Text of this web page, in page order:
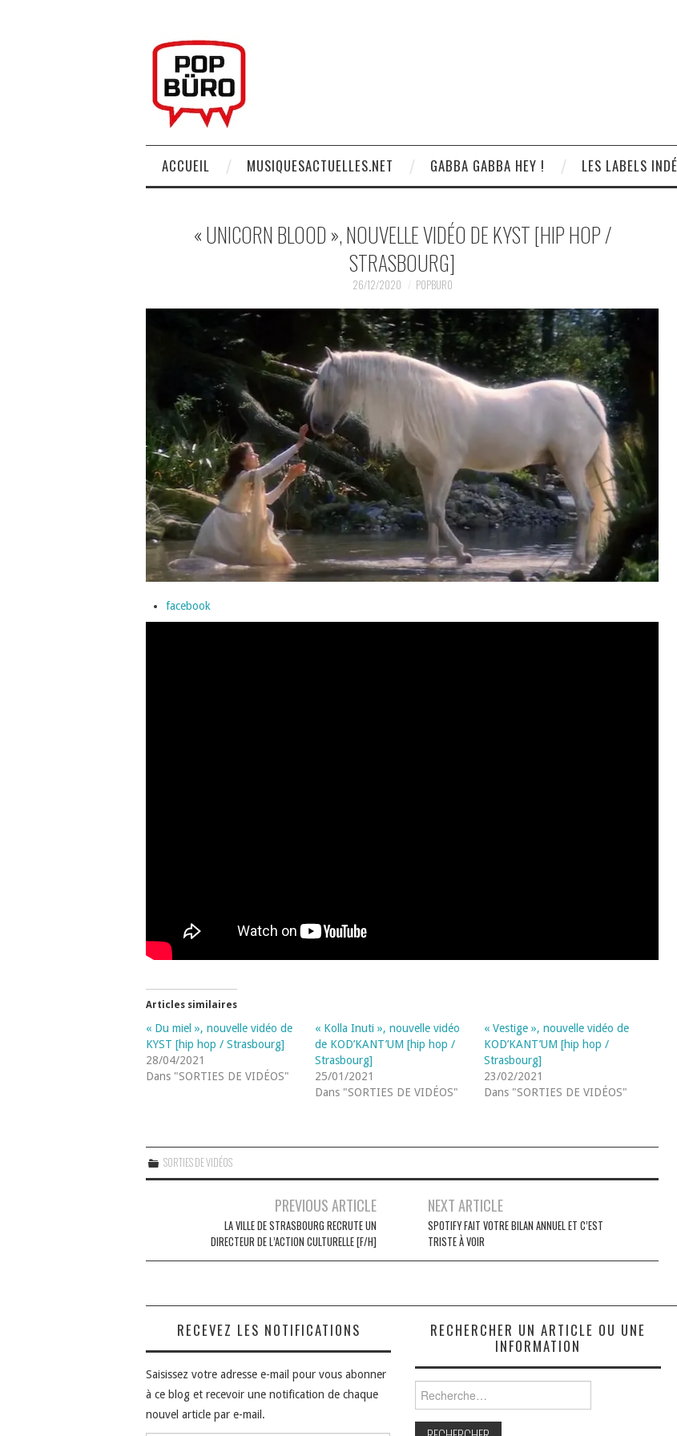
ACCUEIL MUSIQUESACTUELLES.NET GABBA GABBA HEY ! LES LABELS
« UNICORN BLOOD », NOUVELLE VIDÉO DE KYST [HIP HOP /
STRASBOURG]
26/12/2020 POPBURO
facebook
Articles similaires
« Du miel », nouvelle vidéo de
KYST [hip hop / Strasbourg]
28/04/2021
Dans "SORTIES DE VIDÉOS"
« Kolla Inuti », nouvelle vidéo
de KOD’KANT’UM [hip hop /
Strasbourg]
25/01/2021
Dans "SORTIES DE VIDÉOS"
« Vestige », nouvelle vidéo de
KOD’KANT’UM [hip hop /
Strasbourg]
23/02/2021
Dans "SORTIES DE VIDÉOS"
SORTIES DE VIDÉOS
PREVIOUS ARTICLE
LA VILLE DE STRASBOURG RECRUTE UN
DIRECTEUR DE L’ACTION CULTURELLE [F/H]
NEXT ARTICLE
SPOTIFY FAIT VOTRE BILAN ANNUEL ET C’EST
TRISTE À VOIR
RECEVEZ LES NOTIFICATIONS
Saisissez votre adresse e-mail pour vous abonner
à ce blog et recevoir une notification de chaque
nouvel article par e-mail.
RECHERCHER UN ARTICLE OU UNE
INFORMATION
Rechercher :